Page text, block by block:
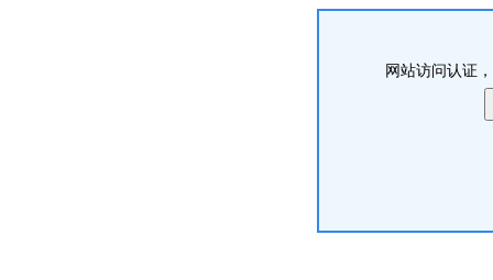
网站访问认证